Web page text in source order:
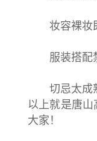
妆容裸妆
服装搭配
切忌太成熟
以上就是唐
大家！